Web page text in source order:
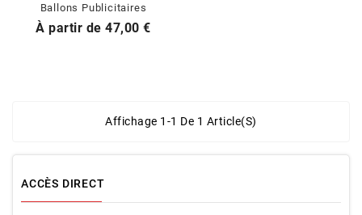
Ballons Publicitaires
À partir dePrix
47,00 €
Affichage 1-1 De 1 Article(s)
ACCÈS DIRECT